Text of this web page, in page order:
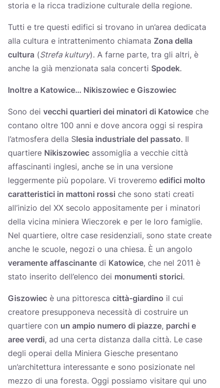
storia e la ricca tradizione culturale della regione.
Tutti e tre questi edifici si trovano in un’area dedicata
alla cultura e intrattenimento chiamata Zona della
cultura (Strefa kultury). A farne parte, tra gli altri, è
anche la già menzionata sala concerti Spodek.
Inoltre a Katowice… Nikiszowiec e Giszowiec
Sono dei vecchi quartieri dei minatori di Katowice che
contano oltre 100 anni e dove ancora oggi si respira
l’atmosfera della Slesia industriale del passato. Il
quartiere Nikiszowiec assomiglia a vecchie città
affascinanti inglesi, anche se in una versione
leggermente più popolare. Vi troveremo edifici molto
caratteristici in mattoni rossi che sono stati creati
all’inizio del XX secolo appositamente per i minatori
della vicina miniera Wieczorek e per le loro famiglie.
Nel quartiere, oltre case residenziali, sono state create
anche le scuole, negozi o una chiesa. È un angolo
veramente affascinante di Katowice, che nel 2011 è
stato inserito dell’elenco dei monumenti storici.
Giszowiec è una pittoresca città-giardino il cui
creatore presupponeva necessità di costruire un
quartiere con un ampio numero di piazze, parchi e
aree verdi, ad una certa distanza dalla città. Le case
degli operai della Miniera Giesche presentano
un’architettura interessante e sono posizionate nel
mezzo di una foresta. Oggi possiamo visitare qui uno